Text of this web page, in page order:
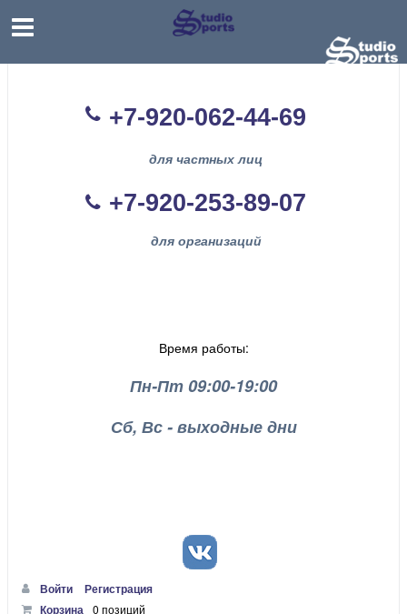
+7-920-062-44-69
для частных лиц
+7-920-253-89-07
для организаций
Время работы:
Пн-Пт 09:00-19:00
Сб, Вс - выходные дни
Войти
Регистрация
Корзина 0 позиций